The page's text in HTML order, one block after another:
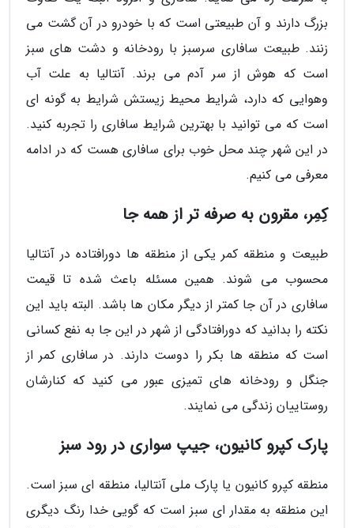
بزرگ دارند و آن طبیعتی است که با خودرو در آن گشت می
زنند. طبیعت سافاری سرسبز با رودخانه و دشت های سبز
است که هوش از سر آدم می برند. آنتالیا به علت آب
وهوایی که دارد، شرایط محیط زیستش شرایط به گونه ای
است که می توانید با بهترین شرایط سافاری را تجربه کنید.
در این شهر چند محل خوب برای سافاری هست که در ادامه
معرفی می کنیم.
کِمِر، مقرون به صرفه تر از همه جا
طبیعت و منطقه کمر یکی از منطقه ها دورافتاده در آنتالیا
محسوب می شوند. همین مسئله باعث شده تا قیمت
سافاری در آن جا کمتر از دیگر مکان ها باشد. البته باید این
نکته را بدانید که دورافتادگی از شهر در این جا به نفع کسانی
است که منطقه ها بکر را دوست دارند. در سافاری کمر از
جنگل و رودخانه های تمیزی عبور می کنید که کنارشان
روستاییان زندگی می نمایند.
پارک کپرو کانیون، جیپ سواری در رود سبز
منطقه کپرو کانیون یا پارک ملی آنتالیا، منطقه ای سبز است.
این منطقه به مقدار ای سبز است که گویی خدا رنگ دیگری